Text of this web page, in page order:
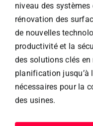
niveau des
rénovation des
de nouvelles
productivité et la
des solutions clés
planification jusqu’à
nécessaires pour la
des usines.